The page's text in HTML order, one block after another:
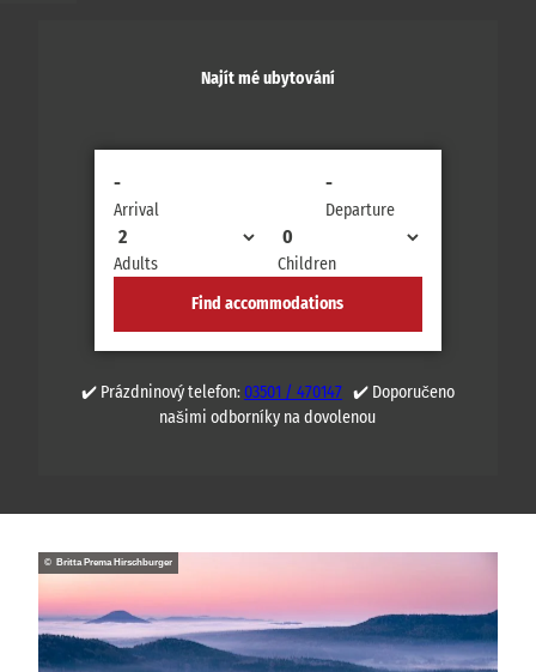
Najít mé ubytování
Arrival
-
Departure
-
Adults
Children
Find accommodations
✔️ Prázdninový telefon:03501 / 470147✔️ Doporučeno
našimi odborníky na dovolenou
© Britta Prema Hirschburger